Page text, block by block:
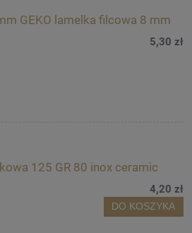
GEKO lamelka filcowa 8 mm
5,30 zł
125 GR 80 inox ceramic
4,20 zł
DO KOSZYKA